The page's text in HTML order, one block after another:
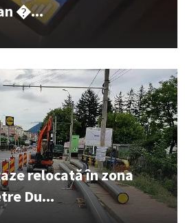
�...
relocată în zona
Du...